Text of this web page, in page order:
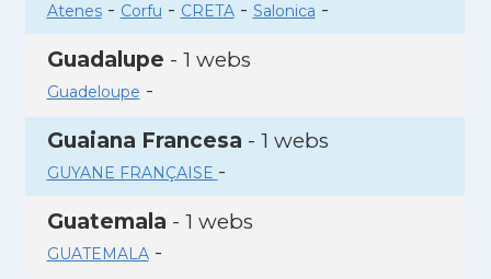
Atenes- Corfu - CRETA- Salonica -
Guadalupe - 1 webs
Guadeloupe -
Guaiana Francesa - 1 webs
GUYANE FRANÇAISE -
Guatemala - 1 webs
GUATEMALA-